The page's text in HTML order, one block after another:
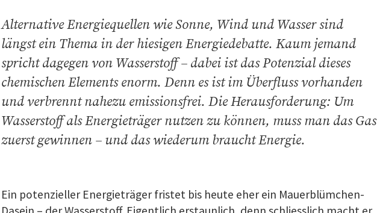
Alternative Energiequellen wie Sonne, Wind und Wasser sind
längst ein Thema in der hiesigen Energiedebatte. Kaum jemand
spricht dagegen von Wasserstoff – dabei ist das Potenzial dieses
chemischen Elements enorm. Denn es ist im Überfluss vorhanden
und verbrennt nahezu emissionsfrei. Die Herausforderung: Um
Wasserstoff als Energieträger nutzen zu können, muss man das Gas
zuerst gewinnen – und das wiederum braucht Energie.
Ein potenzieller Energieträger fristet bis heute eher ein Mauerblümchen-